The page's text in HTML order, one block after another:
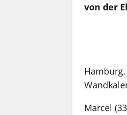
von der
Marcel